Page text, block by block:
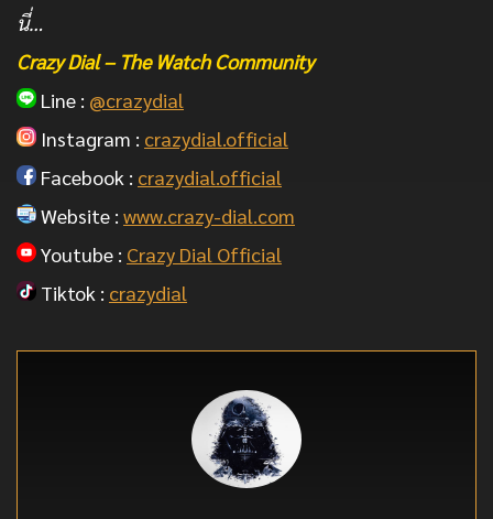
นี่…
Crazy Dial – The Watch Community
Line : @crazydial
Instagram : crazydial.official
Facebook : crazydial.official
Website : www.crazy-dial.com
Youtube : Crazy Dial Official
Tiktok : crazydial